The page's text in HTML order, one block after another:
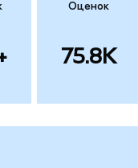
Оценок
75.8K